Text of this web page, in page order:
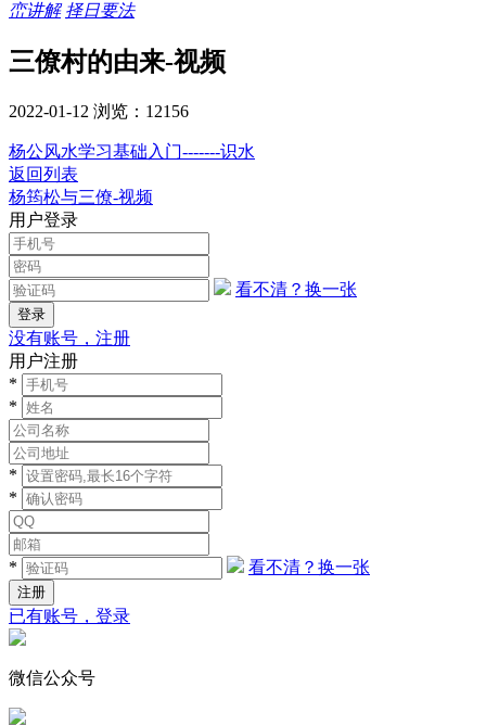
峦讲解 择日要法
三僚村的由来-视频
2022-01-12 浏览：12156
杨公风水学习基础入门-------识水
返回列表
杨筠松与三僚-视频
用户登录
看不清？换一张
没有账号，注册
用户注册
*
*
*
*
* 看不清？换一张
已有账号，登录
微信公众号